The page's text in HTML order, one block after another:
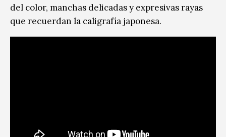
del color, manchas delicadas y expresivas rayas
que recuerdan la caligrafía japonesa.